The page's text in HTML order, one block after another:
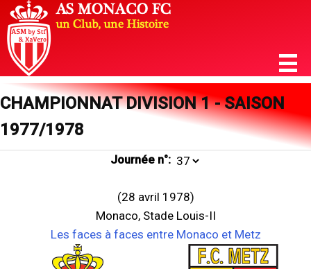
CHAMPIONNAT DIVISION 1 - SAISON
1977/1978
Journée n°:
(28 avril 1978)
Monaco, Stade Louis-II
Les faces à faces entre Monaco et Metz